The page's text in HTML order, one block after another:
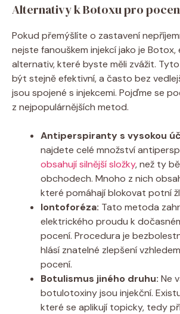
Alternativy k Botoxu pro
Pokud přemýšlíte ⁢o ⁢zastavení
⁢nejste fanouškem injekcí jako je Botox,
⁤alternativ, které byste ⁢měli zvážit.
být ​stejně ‍efektivní,‍ a často bez
​jsou spojené s injekcemi. Pojďme​ se
z nejpopulárnějších⁢ metod.
Antiperspiranty s vysokou
‍najdete⁢ celé množství‍
obsahují silnější složky, než ty
obchodech. Mnoho z nich
které pomáhají blokovat potní
Iontoforéza: Tato⁤ metoda
elektrického proudu k
pocení. ⁣Procedura je
hlásí znatelné zlepšení
⁣pocení.
Botulismus jiného druhu: Ne
botulotoxiny jsou injekční.⁢
‍které⁤ se aplikují topicky, tedy